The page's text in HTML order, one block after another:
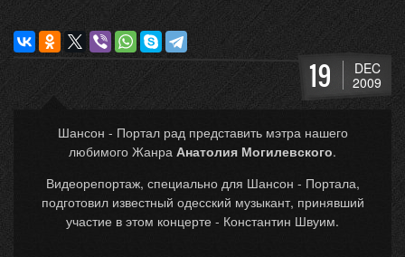
19
DEC
2009
Шансон - Портал рад представить мэтра нашего
любимого Жанра Анатолия Могилевского.
Видеорепортаж, специально для Шансон - Портала,
подготовил известный одесский музыкант, принявший
участие в этом концерте - Константин Швуим.